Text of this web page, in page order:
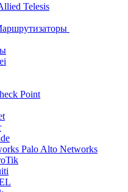
Telesis
Point
Palo Alto Networks